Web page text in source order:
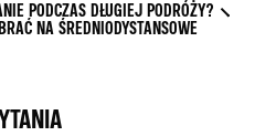
PODCZAS DŁUGIEJ PODRÓŻY?
NA ŚREDNIODYSTANSOWE